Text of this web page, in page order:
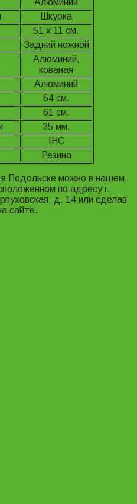
Алюминий
Шкурка
51 х 11 см.
Задний ножной
Алюминий,
кованая
Алюминий
64 см.
61 см.
35 мм.
IHC
Резина
Подольске можно в нашем
по адресуг.
д. 14 или сделав
сайте.